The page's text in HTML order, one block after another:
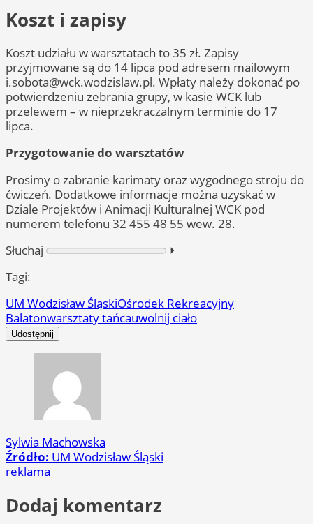
Koszt i zapisy
Koszt udziału w warsztatach to 35 zł. Zapisy
przyjmowane są do 14 lipca pod adresem mailowym
i.sobota@wck.wodzislaw.pl. Wpłaty należy dokonać po
potwierdzeniu zebrania grupy, w kasie WCK lub
przelewem – w nieprzekraczalnym terminie do 17
lipca.
Przygotowanie do warsztatów
Prosimy o zabranie karimaty oraz wygodnego stroju do
ćwiczeń. Dodatkowe informacje można uzyskać w
Dziale Projektów i Animacji Kulturalnej WCK pod
numerem telefonu 32 455 48 55 wew. 28.
Słuchaj
⏵︎
Tagi:
UM Wodzisław ŚląskiOśrodek Rekreacyjny
Balatonwarsztaty tańcauwolnij ciało
Udostępnij
Sylwia Machowska
Źródło: UM Wodzisław Śląski
reklama
Dodaj komentarz